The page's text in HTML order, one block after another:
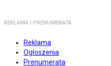
REKLAMA I PRENUMERATA
Reklama
Ogłoszenia
Prenumerata